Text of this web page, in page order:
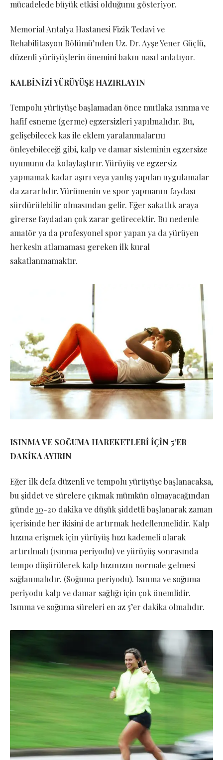
mücadelede büyük etkisi olduğunu gösteriyor.
Memorial Antalya Hastanesi Fizik Tedavi ve
Rehabilitasyon Bölümü’nden Uz. Dr. Ayşe Yener Güçlü,
düzenli yürüyüşlerin önemini bakın nasıl anlatıyor.
KALBİNİZİ YÜRÜYÜŞE HAZIRLAYIN
Tempolu yürüyüşe başlamadan önce mutlaka ısınma ve
hafif esneme (germe) egzersizleri yapılmalıdır. Bu,
gelişebilecek kas ile eklem yaralanmalarını
önleyebileceği gibi, kalp ve damar sisteminin egzersize
uyumunu da kolaylaştırır. Yürüyüş ve egzersiz
yapmamak kadar aşırı veya yanlış yapılan uygulamalar
da zararlıdır. Yürümenin ve spor yapmanın faydası
sürdürülebilir olmasından gelir. Eğer sakatlık araya
girerse faydadan çok zarar getirecektir. Bu nedenle
amatör ya da profesyonel spor yapan ya da yürüyen
herkesin atlamaması gereken ilk kural
sakatlanmamaktır.
ISINMA VE SOĞUMA HAREKETLERİ İÇİN 5’ER
DAKİKA AYIRIN
Eğer ilk defa düzenli ve tempolu yürüyüşe başlanacaksa,
bu şiddet ve sürelere çıkmak mümkün olmayacağından
günde 10-20 dakika ve düşük şiddetli başlanarak zaman
içerisinde her ikisini de artırmak hedeflenmelidir. Kalp
hızına erişmek için yürüyüş hızı kademeli olarak
artırılmalı (ısınma periyodu) ve yürüyüş sonrasında
tempo düşürülerek kalp hızınızın normale gelmesi
sağlanmalıdır. (Soğuma periyodu). Isınma ve soğuma
periyodu kalp ve damar sağlığı için çok önemlidir.
Isınma ve soğuma süreleri en az 5’er dakika olmalıdır.